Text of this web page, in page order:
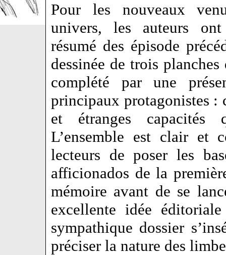
Pour les nouveaux
univers, les auteurs
résumé des épisode
dessinée de trois
complété par une
principaux protagonistes :
et étranges capacités
L’ensemble est clair et
lecteurs de poser les
afficionados de la
mémoire avant de se
excellente idée
sympathique dossier
préciser la nature des